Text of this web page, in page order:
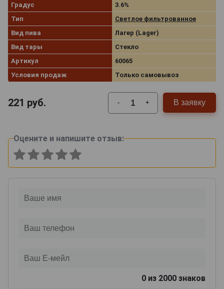
Градус
3.6%
Тип
Светлое фильтрованное
Вид пива
Лагер (Lager)
Вид тары
Стекло
Артикул
60065
Условия продаж
Только самовывоз
221 руб. - + В заявку
Оцените и напишите отзыв:
0 из 2000 знаков